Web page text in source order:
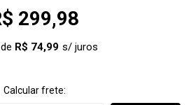
299,98
R$ 74,99
Calcular frete: